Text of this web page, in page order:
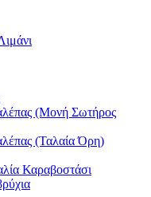
(Μονή Σωτήρος
(Ταλαία Όρη)
Καραβοστάσι